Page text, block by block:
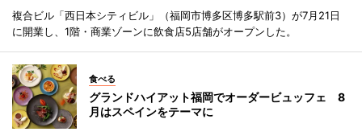
複合ビル「西日本シティビル」（福岡市博多区博多駅前3）が7月21日
に開業し、1階・商業ゾーンに飲食店5店舗がオープンした。
食べる
グランドハイアット福岡でオーダービュッフェ 8
月はスペインをテーマに